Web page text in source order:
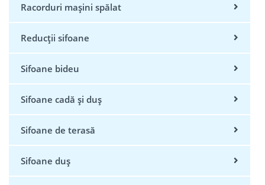
Racorduri mașini spălat
Reducții sifoane
Sifoane bideu
Sifoane cadă și duș
Sifoane de terasă
Sifoane duș